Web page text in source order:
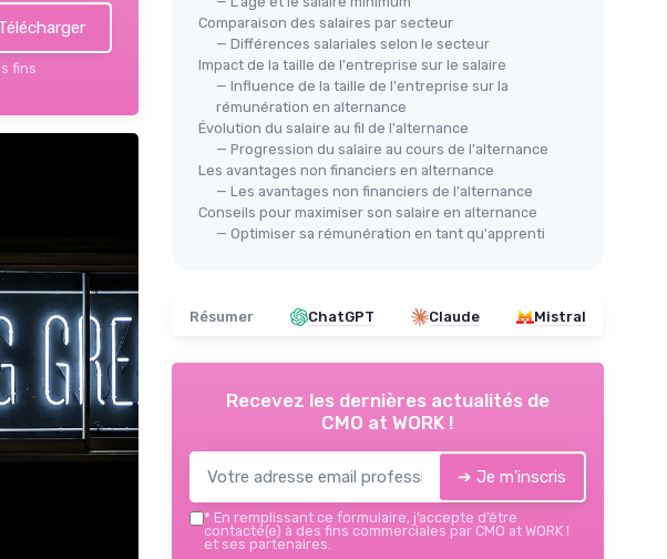
fins
Comparaison des salaires par secteur
— Différences salariales selon le secteur
Impact de la taille de l'entreprise sur le salaire
— Influence de la taille de l'entreprise sur la
rémunération en alternance
Évolution du salaire au fil de l'alternance
— Progression du salaire au cours de l'alternance
Les avantages non financiers en alternance
— Les avantages non financiers de l'alternance
Conseils pour maximiser son salaire en alternance
— Optimiser sa rémunération en tant qu'apprenti
Résumer ChatGPT Claude Mistral
Recevez les dernières actualités de
CMO at WORK !
➔ Je m'inscris
* En remplissant ce formulaire, j’accepte d’être
contacté(e) à des fins commerciales par CMO at WORK !
et ses partenaires.